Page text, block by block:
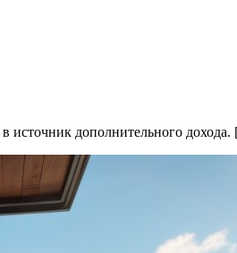
источник дополнительного